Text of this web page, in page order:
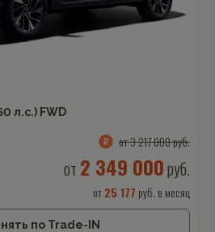
л.с.) FWD
от 3 217 000 руб.
от 2 349 000руб.
от25 177 руб. в месяц
по Trade-IN